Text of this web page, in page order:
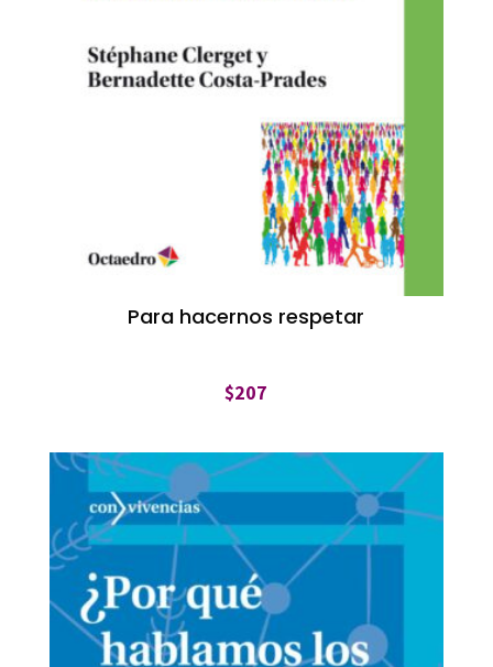
Para hacernos respetar
$207